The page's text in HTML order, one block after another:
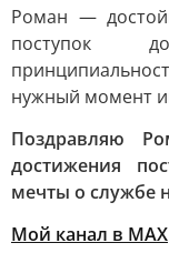
Роман —
поступок
нужный момент
Поздравляю
достижения
мечты о службе
Мой канал в МАХ